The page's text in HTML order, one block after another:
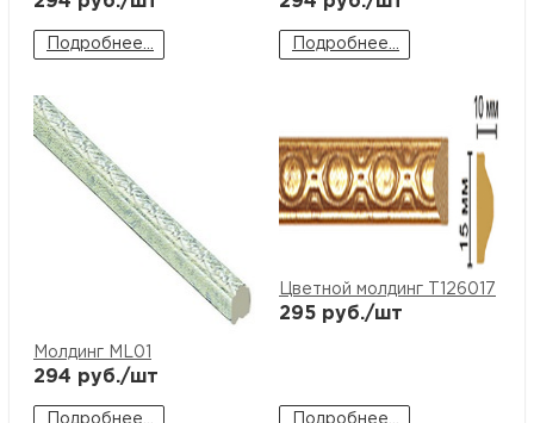
Подробнее... Подробнее...
Молдинг ML01
294 руб./шт
Подробнее...
Цветной молдинг T126017
295 руб./шт
Подробнее...